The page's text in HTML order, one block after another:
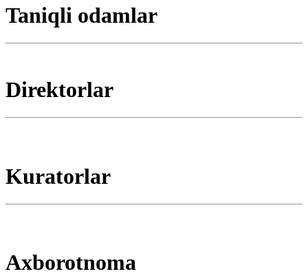
Taniqli odamlar
Direktorlar
Kuratorlar
Axborotnoma